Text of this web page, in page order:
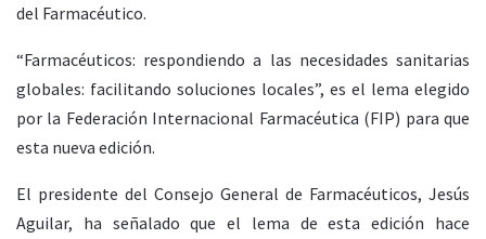
del Farmacéutico.
“Farmacéuticos: respondiendo a las necesidades sanitarias
globales: facilitando soluciones locales”, es el lema elegido
por la Federación Internacional Farmacéutica (FIP) para que
esta nueva edición.
El presidente del Consejo General de Farmacéuticos, Jesús
Aguilar, ha señalado que el lema de esta edición hace